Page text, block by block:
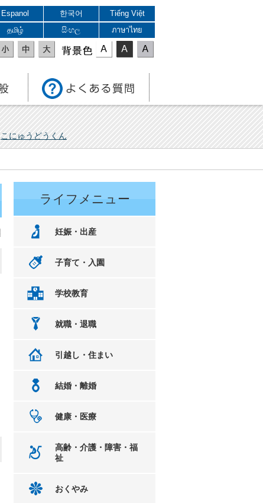
Espanol 한국어
Tiếng Việt
தமிழ் සිංහල ภาษาไทย
表示色
こにゅうどうくん
ライフメニュー
妊娠・出産
子育て・入園
学校教育
就職・退職
引越し・住まい
結婚・離婚
健康・医療
高齢・介護・障害・福
祉
おくやみ